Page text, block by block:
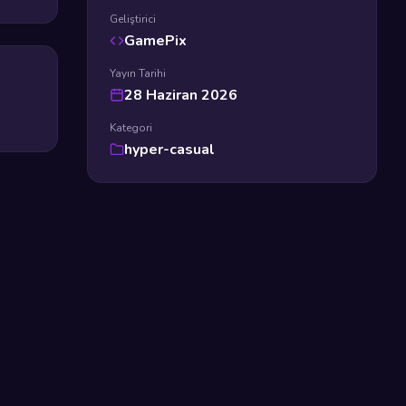
Geliştirici
GamePix
Yayın Tarihi
28 Haziran 2026
Kategori
hyper-casual